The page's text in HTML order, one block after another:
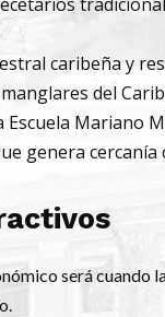
caribeña y
del
Mariano
genera cercanía
será cuando